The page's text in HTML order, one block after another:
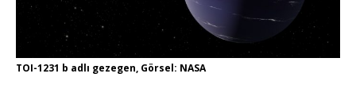
TOI-1231 b adlı gezegen, Görsel: NASA